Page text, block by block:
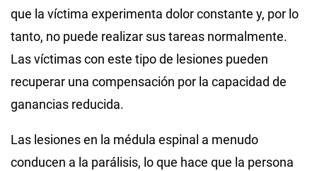
que la víctima experimenta dolor constante y, por lo
tanto, no puede realizar sus tareas normalmente.
Las víctimas con este tipo de lesiones pueden
recuperar una compensación por la capacidad de
ganancias reducida.
Las lesiones en la médula espinal a menudo
conducen a la parálisis, lo que hace que la persona